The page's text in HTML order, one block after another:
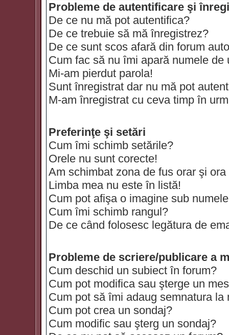
Probleme de autentificare şi
De ce nu mă pot autentifica?
De ce trebuie să mă înregistrez?
De ce sunt scos afară din forum
Cum fac să nu îmi apară numele
Mi-am pierdut parola!
Sunt înregistrat dar nu mă pot
M-am înregistrat cu ceva timp în
Preferinţe şi setări
Cum îmi schimb setările?
Orele nu sunt corecte!
Am schimbat zona de fus orar şi
Limba mea nu este în listă!
Cum pot afişa o imagine sub
Cum îmi schimb rangul?
De ce când folosesc legătura de
Probleme de scriere/publicare a
Cum deschid un subiect în forum?
Cum pot modifica sau şterge un
Cum pot să îmi adaug semnatura la
Cum pot crea un sondaj?
Cum modific sau şterg un sondaj?